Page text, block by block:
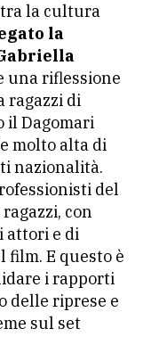
la cultura
la
una riflessione
ragazzi di
il Dagomari
molto alta di
nazionalità.
del
con
attori e di
E questo è
i rapporti
delle riprese e
sul set